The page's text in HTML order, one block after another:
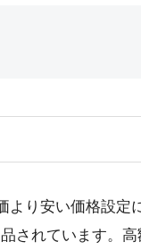
り安い価格設定
されています。